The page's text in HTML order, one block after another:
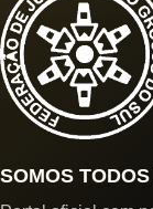
SOMOS